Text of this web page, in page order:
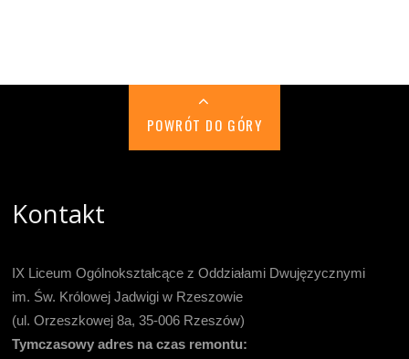
POWRÓT DO GÓRY
Kontakt
IX Liceum Ogólnokształcące z Oddziałami Dwujęzycznymi
im. Św. Królowej Jadwigi w Rzeszowie
(ul. Orzeszkowej 8a, 35-006 Rzeszów)
Tymczasowy adres na czas remontu: